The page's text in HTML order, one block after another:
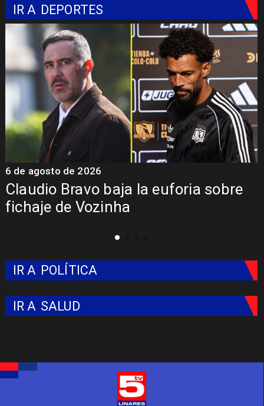
IR A DEPORTES
baja la euforia sobre
IR A POLÍTICA
IR A SALUD